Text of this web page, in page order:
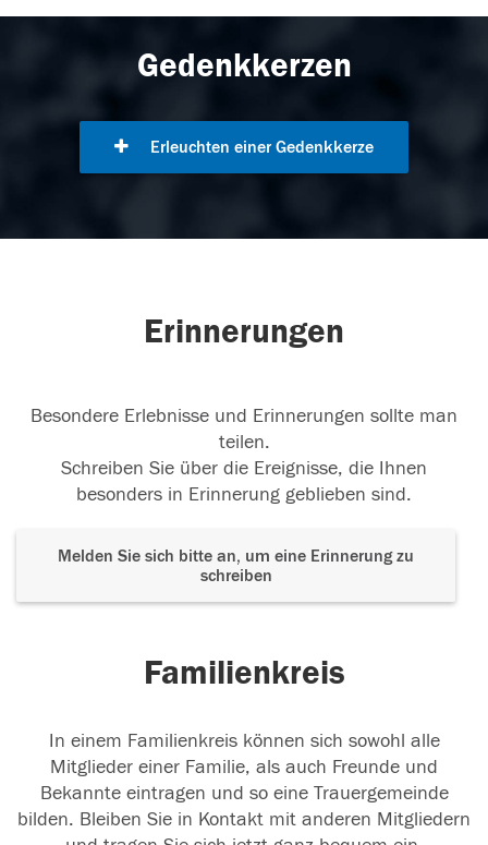
Gedenkkerzen
Erleuchten einer Gedenkkerze
Erinnerungen
Besondere Erlebnisse und Erinnerungen sollte man
teilen.
Schreiben Sie über die Ereignisse, die Ihnen
besonders in Erinnerung geblieben sind.
Melden Sie sich bitte an, um eine Erinnerung zu
schreiben
Familienkreis
In einem Familienkreis können sich sowohl alle
Mitglieder einer Familie, als auch Freunde und
Bekannte eintragen und so eine Trauergemeinde
bilden. Bleiben Sie in Kontakt mit anderen Mitgliedern